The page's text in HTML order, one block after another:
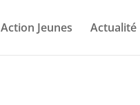
Action Jeunes Actualité